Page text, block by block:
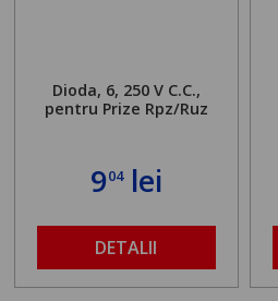
Dioda, 6, 250 V C.C.,
pentru Prize Rpz/Ruz
904lei
DETALII